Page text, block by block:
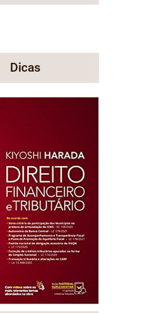
Dicas